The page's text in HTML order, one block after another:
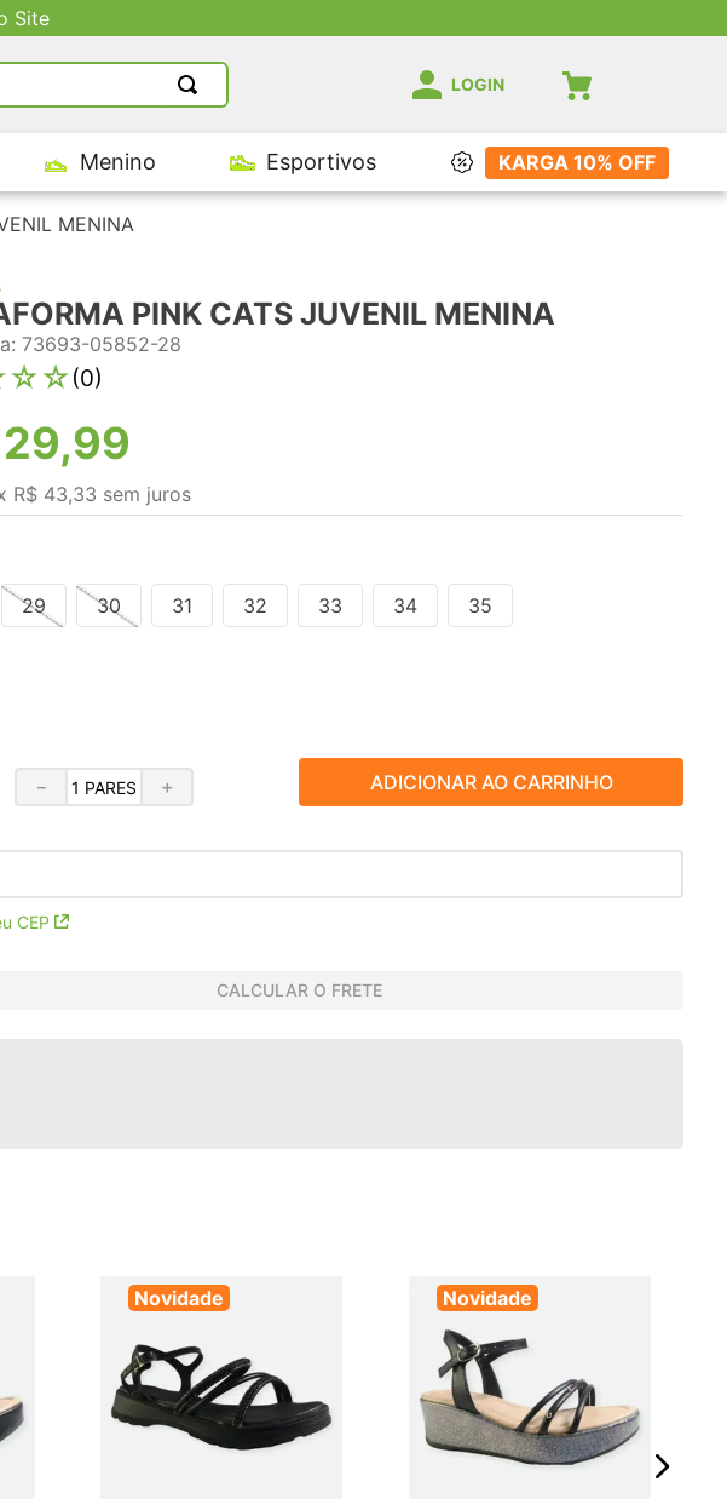
AM
LOGIN
Menino Esportivos KARGA 10% OFF
MENINA
PINK CATS JUVENIL MENINA
: 73693-05852-28
☆☆(0)
,99
R$ 43,33 sem juros
29 30 31 32 33 34 35
＋
－ ADICIONAR AO CARRINHO
CEP
CALCULAR O FRETE
Novidade Novidade